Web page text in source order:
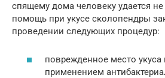
спящему дома человеку удается
помощь при укусе сколопендры
проведении следующих процедур:
поврежденное место
применением